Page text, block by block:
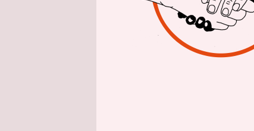
sollen
15